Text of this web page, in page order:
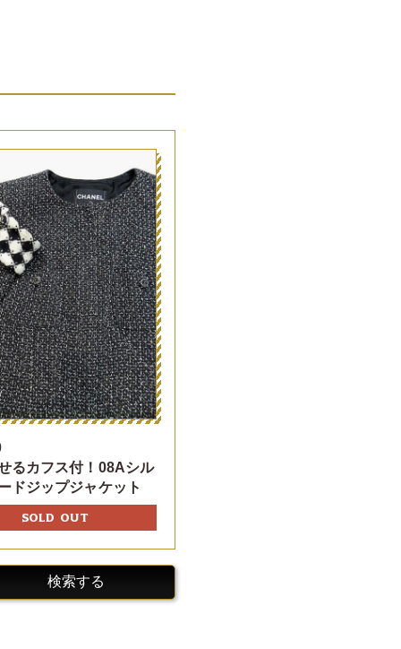
るカフス付！08Aシル
ドジップジャケット
SOLD OUT
検索する